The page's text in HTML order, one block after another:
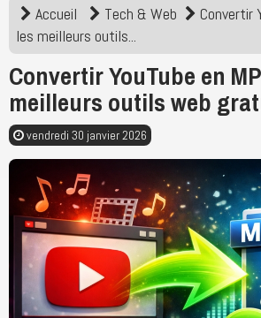
Accueil Tech & Web
Convertir
les meilleurs outils...
Convertir YouTube en
meilleurs outils web
vendredi 30 janvier 2026